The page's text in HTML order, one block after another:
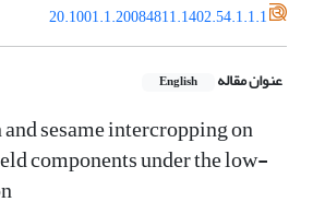
20.1001.1.20084811.1402.54.1.1.1
عنوان مقاله English
sesame intercropping on
components under the low-